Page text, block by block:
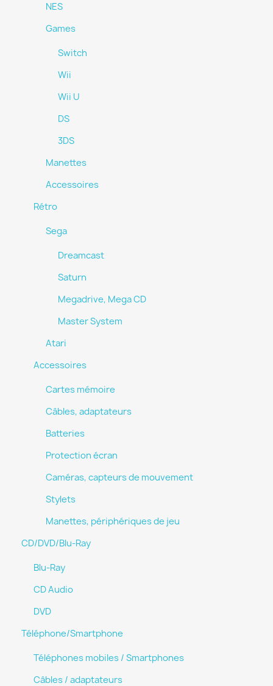
NES
Games
Switch
Wii
Wii U
DS
3DS
Manettes
Accessoires
Rétro
Sega
Dreamcast
Saturn
Megadrive, Mega CD
Master System
Atari
Accessoires
Cartes mémoire
Câbles, adaptateurs
Batteries
Protection écran
Caméras, capteurs de mouvement
Stylets
Manettes, périphériques de jeu
CD/DVD/Blu-Ray
Blu-Ray
CD Audio
DVD
Téléphone/Smartphone
Téléphones mobiles / Smartphones
Câbles / adaptateurs